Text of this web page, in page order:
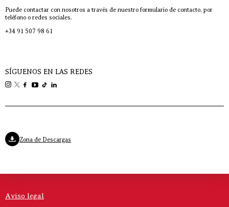
Puede contactar con nosotros a través de nuestro formulario de contacto, por
teléfono o redes sociales.
+34 91 507 98 61
SÍGUENOS EN LAS REDES
Zona de Descargas
Aviso legal